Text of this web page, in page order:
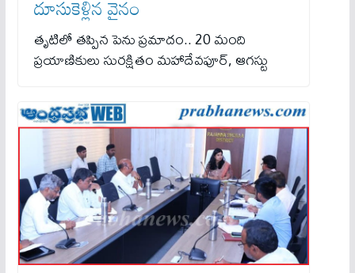
దూసుకెళ్లిన వైనం
తృటిలో తప్పిన పెను ప్రమాదం.. 20 మంది
ప్రయాణికులు సురక్షితం మహాదేవపూర్, ఆగస్టు